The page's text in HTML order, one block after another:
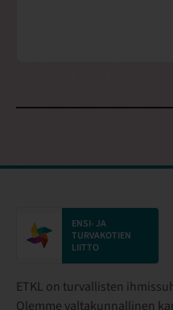
ENSI- JA
TURVAKOTIEN
LIITTO
ETKL on turvallisten
Olemme valtakunnallinen